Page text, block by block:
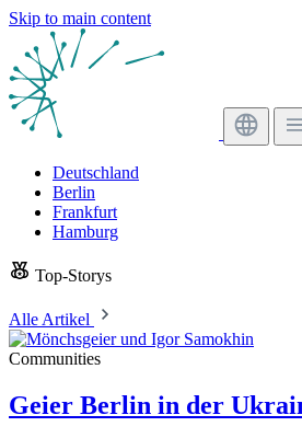
Skip to main content
Deutschland
Berlin
Frankfurt
Hamburg
Top-Storys
Alle Artikel
Communities
Geier Berlin in der